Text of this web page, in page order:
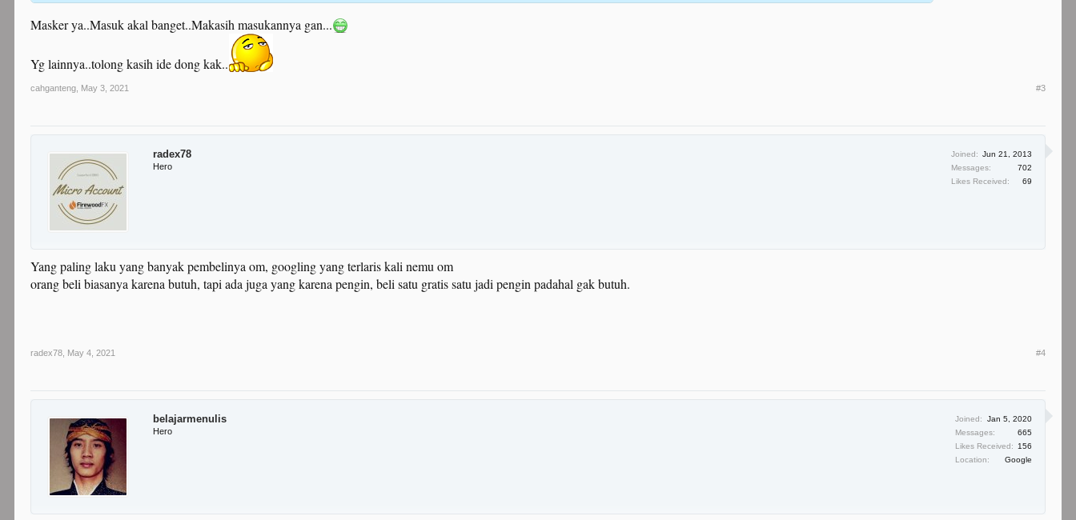
Masker ya..Masuk akal banget..Makasih masukannya gan...
Yg lainnya..tolong kasih ide dong kak..
cahganteng May 3, 2021 #3
radex78
Hero
Joined: Jun 21, 2013
Messages:
702
Likes Received:
69
Yang paling laku yang banyak pembelinya om, googling yang terlaris kali nemu om
orang beli biasanya karena butuh, tapi ada juga yang karena pengin, beli satu gratis satu jadi pengin padahal gak butuh.
radex78 May 4, 2021 #4
belajarmenulis
Hero
Joined:
Jan 5, 2020
Messages:
665
Likes Received:
156
Location:
Google